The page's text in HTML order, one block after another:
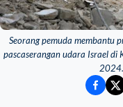
Seorang pemuda membantu
pascaserangan udara Israel di